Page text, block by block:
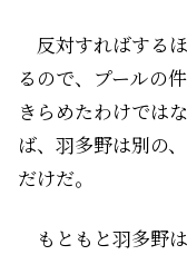
反対すればする
るので、プールの
きらめたわけでは
ば、羽多野は別の
だけだ。
もともと羽多野